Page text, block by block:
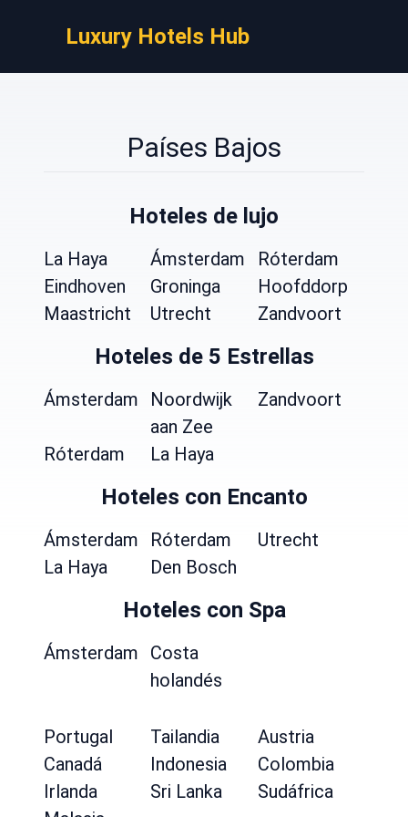
Luxury Hotels Hub
Países Bajos
Hoteles de lujo
La Haya Ámsterdam
Róterdam
Eindhoven
Groninga
Hoofddorp
Maastricht
Utrecht Zandvoort
Hoteles de 5 Estrellas
Ámsterdam
Noordwijk
aan Zee
Zandvoort
Róterdam La Haya
Hoteles con Encanto
Ámsterdam Róterdam
Utrecht
La Haya
Den Bosch
Hoteles con Spa
Ámsterdam
Costa
holandés
Portugal Tailandia
Austria
Canadá
Indonesia
Colombia
Irlanda
Sri Lanka
Sudáfrica